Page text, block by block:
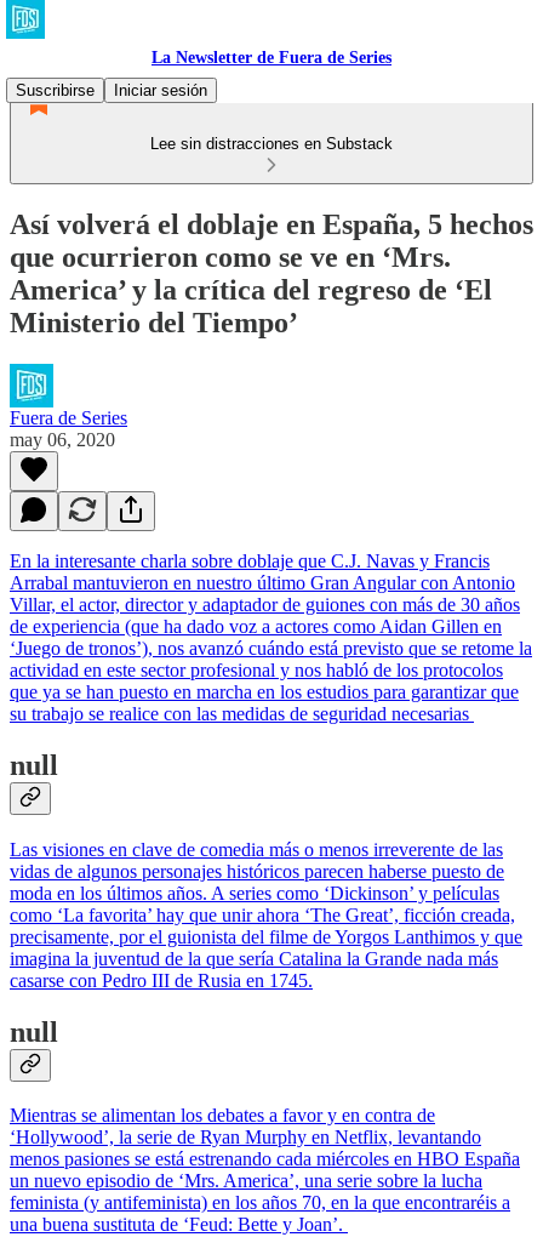
La Newsletter de Fuera de Series
Suscribirse
Iniciar sesión
Lee sin distracciones en Substack
Así volverá el doblaje en España, 5 hechos
que ocurrieron como se ve en ‘Mrs.
America’ y la crítica del regreso de ‘El
Ministerio del Tiempo’
Fuera de Series
may 06, 2020
En la interesante charla sobre doblaje que C.J. Navas y Francis
Arrabal mantuvieron en nuestro último Gran Angular con Antonio
Villar, el actor, director y adaptador de guiones con más de 30 años
de experiencia (que ha dado voz a actores como Aidan Gillen en
‘Juego de tronos’), nos avanzó cuándo está previsto que se retome la
actividad en este sector profesional y nos habló de los protocolos
que ya se han puesto en marcha en los estudios para garantizar que
su trabajo se realice con las medidas de seguridad necesarias
null
Las visiones en clave de comedia más o menos irreverente de las
vidas de algunos personajes históricos parecen haberse puesto de
moda en los últimos años. A series como ‘Dickinson’ y películas
como ‘La favorita’ hay que unir ahora ‘The Great’, ficción creada,
precisamente, por el guionista del filme de Yorgos Lanthimos y que
imagina la juventud de la que sería Catalina la Grande nada más
casarse con Pedro III de Rusia en 1745.
null
Mientras se alimentan los debates a favor y en contra de
‘Hollywood’, la serie de Ryan Murphy en Netflix, levantando
menos pasiones se está estrenando cada miércoles en HBO España
un nuevo episodio de ‘Mrs. America’, una serie sobre la lucha
feminista (y antifeminista) en los años 70, en la que encontraréis a
una buena sustituta de ‘Feud: Bette y Joan’.